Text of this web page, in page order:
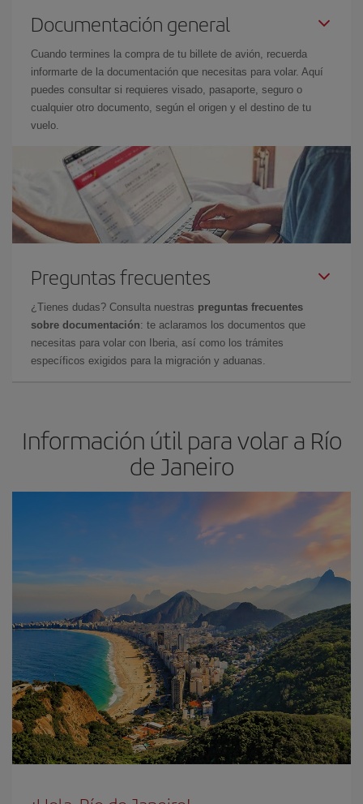
Documentación general
Cuando termines la compra de tu billete de avión, recuerda
informarte de la documentación que necesitas para volar. Aquí
puedes consultar si requieres visado, pasaporte, seguro o
cualquier otro documento, según el origen y el destino de tu
vuelo.
Preguntas frecuentes
¿Tienes dudas? Consulta nuestras preguntas frecuentes
sobre documentación: te aclaramos los documentos que
necesitas para volar con Iberia, así como los trámites
específicos exigidos para la migración y aduanas.
Información útil para volar a Río
de Janeiro